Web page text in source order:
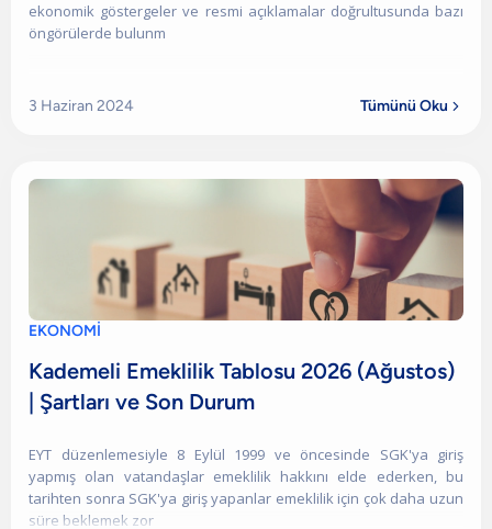
ekonomik göstergeler ve resmi açıklamalar doğrultusunda bazı
öngörülerde bulunm
3 Haziran 2024 Tümünü Oku 
EKONOMİ
Kademeli Emeklilik Tablosu 2026 (Ağustos)
| Şartları ve Son Durum
EYT düzenlemesiyle 8 Eylül 1999 ve öncesinde SGK'ya giriş
yapmış olan vatandaşlar emeklilik hakkını elde ederken, bu
tarihten sonra SGK'ya giriş yapanlar emeklilik için çok daha uzun
süre beklemek zor